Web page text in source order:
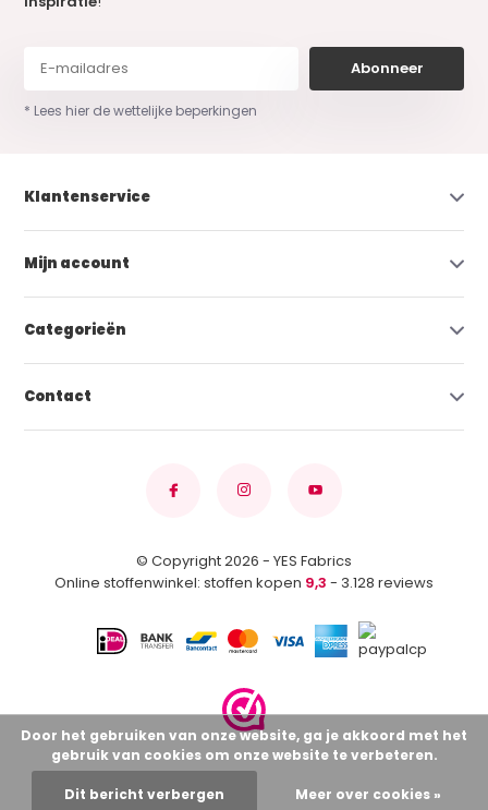
Abonneer
* Lees hier de wettelijke beperkingen
Klantenservice
Mijn account
Categorieën
Contact
© Copyright 2026 - YES Fabrics
Online stoffenwinkel: stoffen kopen 9,3 - 3.128 reviews
Door het gebruiken van onze website, ga je akkoord met het
gebruik van cookies om onze website te verbeteren.
Dit bericht verbergen Meer over cookies »